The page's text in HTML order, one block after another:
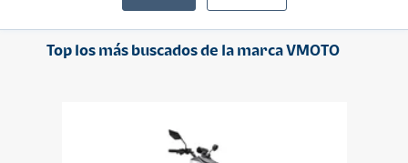
Top los más buscados de la marca VMOTO